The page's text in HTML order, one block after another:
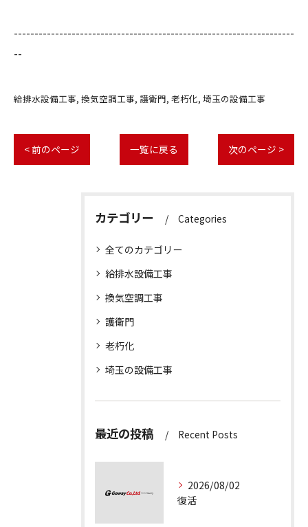
--------------------------------------------------------------------
--
給排水設備工事 換気空調工事 護衛門 老朽化 埼玉の設備工事
< 前のページ 一覧に戻る 次のページ >
カテゴリー Categories
全てのカテゴリー
給排水設備工事
換気空調工事
護衛門
老朽化
埼玉の設備工事
最近の投稿 Recent Posts
2026/08/02
復活